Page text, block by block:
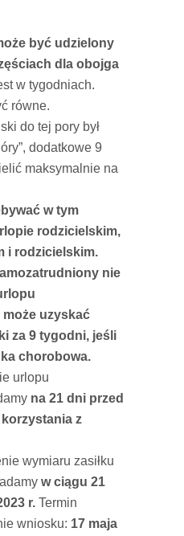
być udzielony
dla obojga
w tygodniach.
równe.
do tej pory był
dodatkowe 9
maksymalnie na
w tym
rodzicielskim,
i rodzicielskim.
nie
może uzyskać
za 9 tygodni, jeśli
chorobowa.
urlopu
na 21 dni przed
z
wymiaru zasiłku
w ciągu 21
r. Termin
wniosku: 17 maja